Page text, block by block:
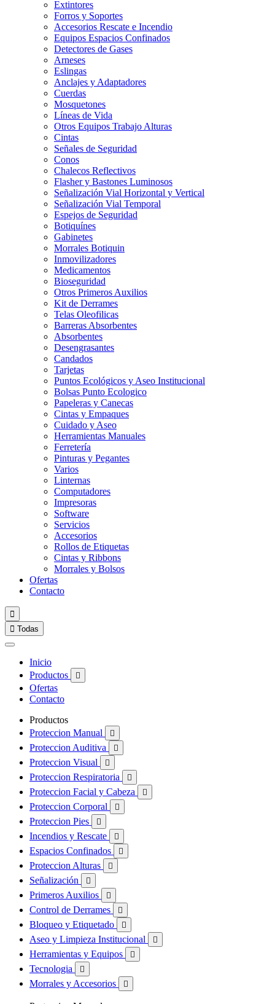
Extintores
Forros y Soportes
Accesorios Rescate e Incendio
Equipos Espacios Confinados
Detectores de Gases
Arneses
Eslingas
Anclajes y Adaptadores
Cuerdas
Mosquetones
Líneas de Vida
Otros Equipos Trabajo Alturas
Cintas
Señales de Seguridad
Conos
Chalecos Reflectivos
Flasher y Bastones Luminosos
Señalización Vial Horizontal y Vertical
Señalización Vial Temporal
Espejos de Seguridad
Botiquínes
Gabinetes
Morrales Botiquin
Inmovilizadores
Medicamentos
Bioseguridad
Otros Primeros Auxilios
Kit de Derrames
Telas Oleofilicas
Barreras Absorbentes
Absorbentes
Desengrasantes
Candados
Tarjetas
Puntos Ecológicos y Aseo Institucional
Bolsas Punto Ecologico
Papeleras y Canecas
Cintas y Empaques
Cuidado y Aseo
Herramientas Manuales
Ferretería
Pinturas y Pegantes
Varios
Linternas
Computadores
Impresoras
Software
Servicios
Accesorios
Rollos de Etiquetas
Cintas y Ribbons
Morrales y Bolsos
Ofertas
Contacto

 Todas
Inicio
Productos

Ofertas
Contacto
Productos
Proteccion Manual

Proteccion Auditiva 
Proteccion Visual 
Proteccion Respiratoria 
Proteccion Facial y Cabeza 
Proteccion Corporal 
Proteccion Pies 
Incendios y Rescate 
Espacios Confinados 
Proteccion Alturas 
Señalización 
Primeros Auxilios 
Control de Derrames 
Bloqueo y Etiquetado 
Aseo y Limpieza Institucional 
Herramientas y Equipos 
Tecnologia 
Morrales y Accesorios 